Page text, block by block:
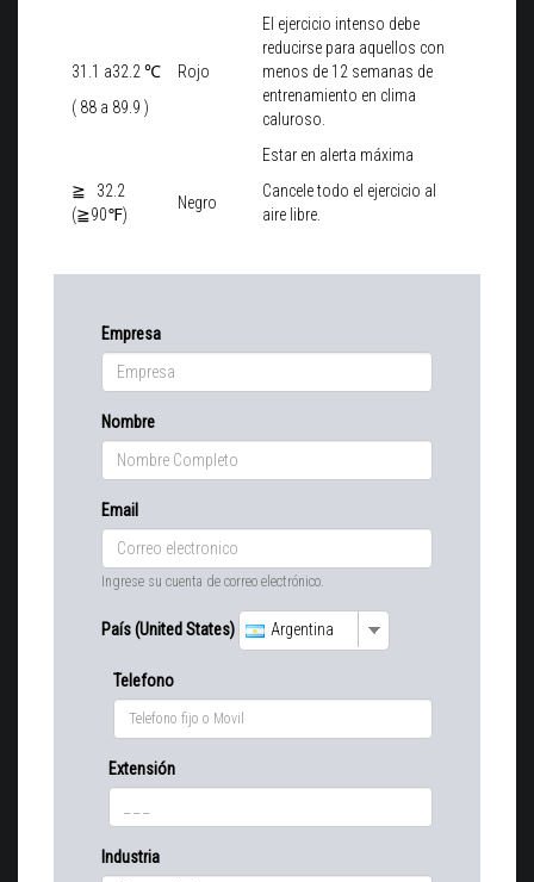
31.1 a32.2 ℃
( 88 a 89.9 )
Rojo
El ejercicio intenso debe
reducirse para aquellos con
menos de 12 semanas de
entrenamiento en clima
caluroso.
Estar en alerta máxima
≧ 32.2
(≧90℉)
Negro
Cancele todo el ejercicio al
aire libre.
Empresa
Nombre
Email
Ingrese su cuenta de correo electrónico.
País (United States) Argentina
Telefono
Extensión
Industria